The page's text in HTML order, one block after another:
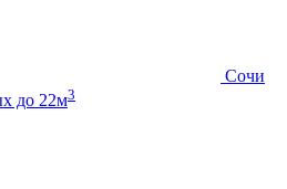
Сочи
до 22м3